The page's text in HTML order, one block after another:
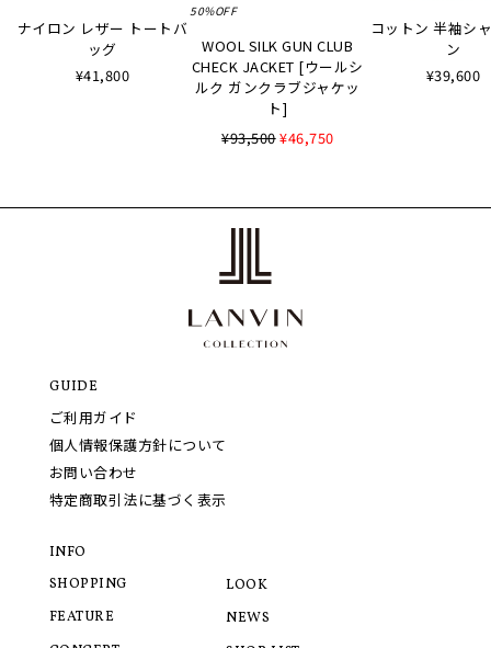
ナイロン レザー トートバ
ッグ
¥41,800
50%OFF
WOOL SILK GUN CLUB
CHECK JACKET [ウールシ
ルク ガンクラブジャケッ
ト]
¥93,500¥46,750
コットン 半袖シ
ン
¥39,600
GUIDE
ご利用ガイド
個人情報保護方針について
お問い合わせ
特定商取引法に基づく表示
INFO
SHOPPING
FEATURE
LOOK
NEWS